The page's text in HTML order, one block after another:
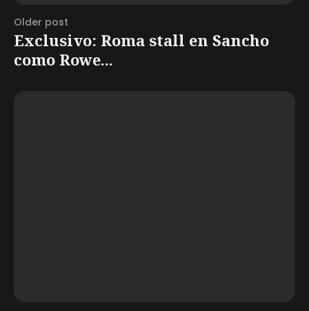
Older post
Exclusivo: Roma stall en Sancho
como Rowe...